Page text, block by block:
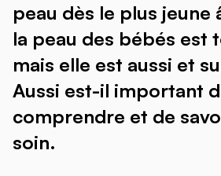
peau dès le plus jeune
la peau des bébés est
mais elle est aussi et
Aussi est-il important
comprendre et de
soin.